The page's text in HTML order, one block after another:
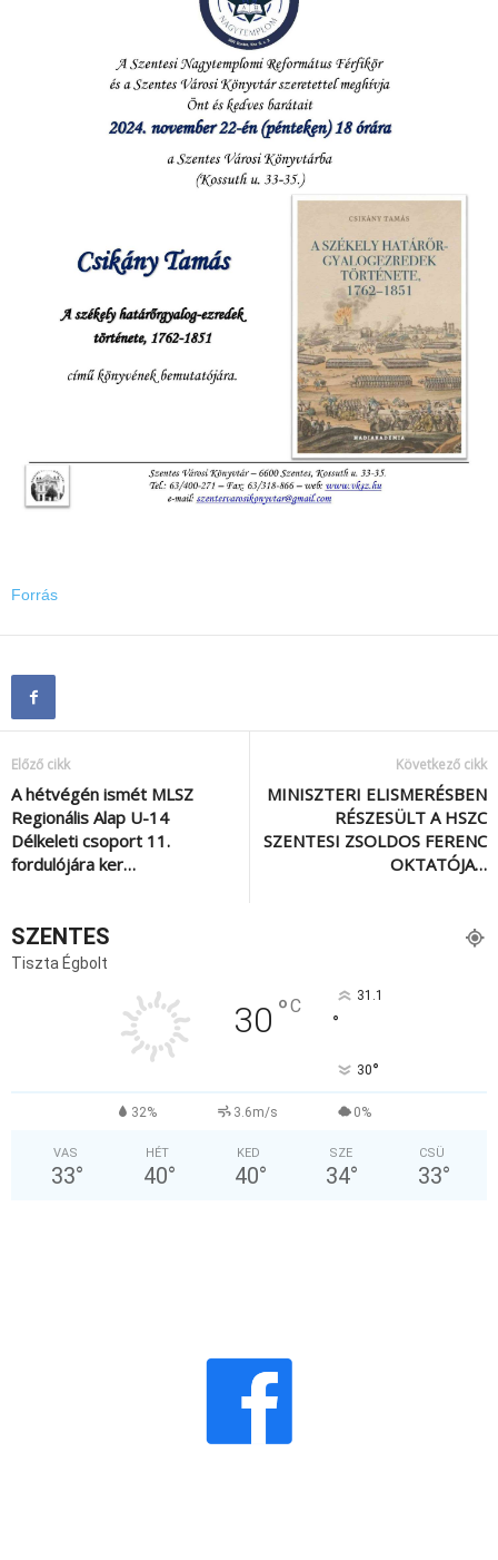
Forrás
Előző cikk
A hétvégén ismét MLSZ
Regionális Alap U-14
Délkeleti csoport 11.
fordulójára ker…
Következő cikk
MINISZTERI ELISMERÉSBEN
RÉSZESÜLT A HSZC
SZENTESI ZSOLDOS FERENC
OKTATÓJA…
SZENTES
Tiszta Égbolt
30 °C 31.1
°
30°
32% 3.6m/s 0%
VAS
33°
HÉT
40°
KED
40°
SZE
34°
CSÜ
33°